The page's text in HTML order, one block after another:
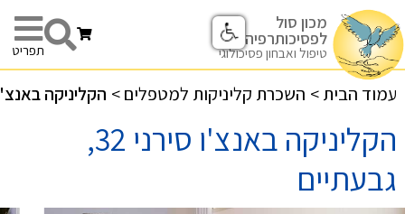
מכון סול
לפסיכותרפיה
טיפול ואבחון פסיכולוגי תפריט
הקליניקה באנצ'ו סירני > השכרת קליניקות למטפלים > עמוד הבית
הקליניקה באנצ'ו סירני 32,
גבעתיים